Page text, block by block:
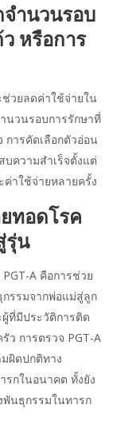
ำนวนรอบ
หรือการ
วยลดค่าใช้จ่ายใน
นวนรอบการรักษาที่
การคัดเลือกตัวอ่อน
ความสำเร็จตั้งแต่
ค่าใช้จ่ายหลายครั้ง
ทอดโรค
รุ่น
A คือการช่วย
รรมจากพ่อแม่สู่ลูก
ที่มีประวัติการติด
ว การตรวจ PGT-A
ผิดปกติทาง
กในอนาคต ทั้งยัง
พันธุกรรมในทารก